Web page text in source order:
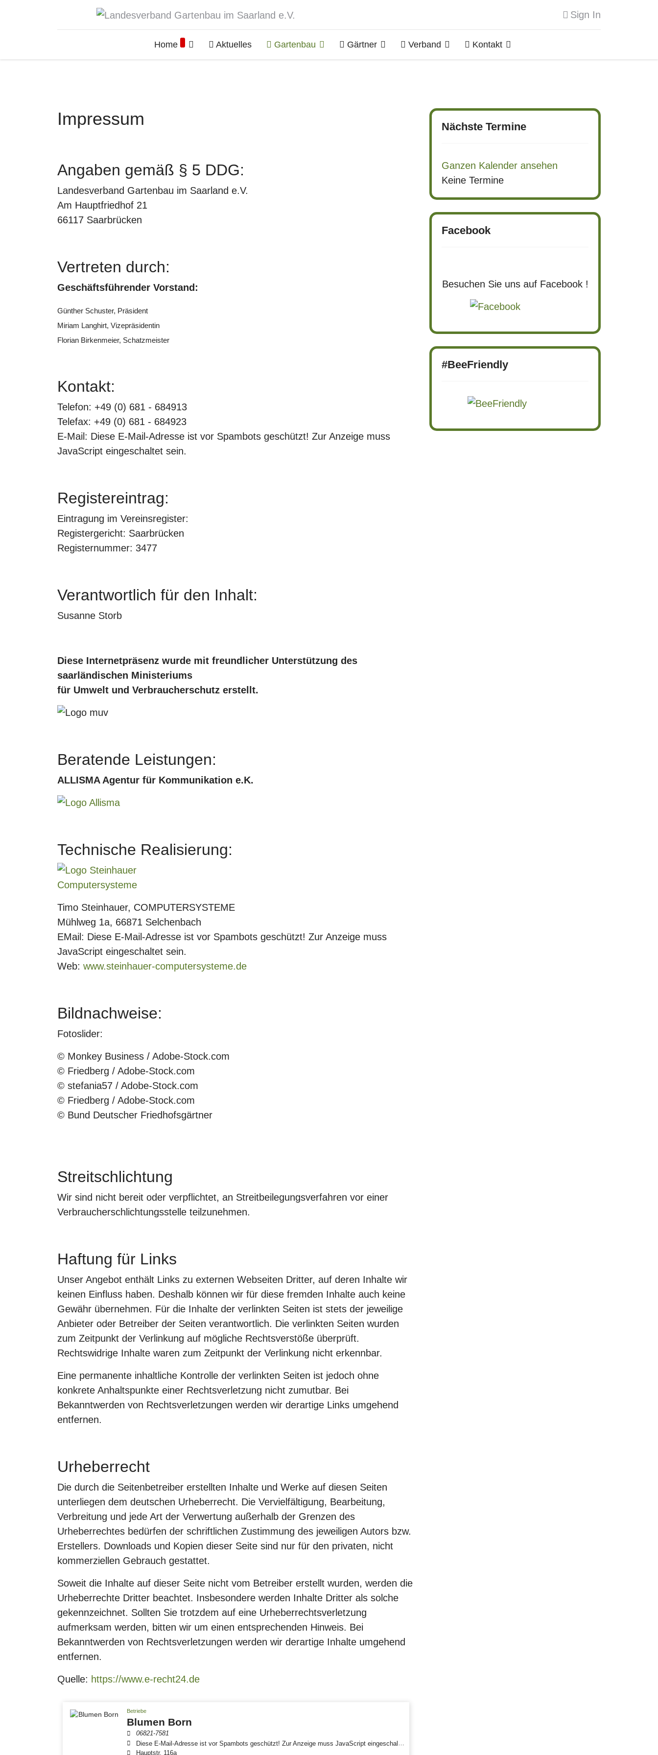
Sign In
Home Aktuelles Gartenbau Gärtner Verband Kontakt
Impressum
Angaben gemäß § 5 DDG:
Landesverband Gartenbau im Saarland e.V.
Am Hauptfriedhof 21
66117 Saarbrücken
Vertreten durch:
Geschäftsführender Vorstand:
Günther Schuster, Präsident
Miriam Langhirt, Vizepräsidentin
Florian Birkenmeier, Schatzmeister
Kontakt:
Telefon: +49 (0) 681 - 684913
Telefax: +49 (0) 681 - 684923
E-Mail: Diese E-Mail-Adresse ist vor Spambots geschützt! Zur Anzeige muss
JavaScript eingeschaltet sein.
Registereintrag:
Eintragung im Vereinsregister:
Registergericht: Saarbrücken
Registernummer: 3477
Verantwortlich für den Inhalt:
Susanne Storb
Diese Internetpräsenz wurde mit freundlicher Unterstützung des
saarländischen Ministeriums
für Umwelt und Verbraucherschutz erstellt.
Beratende Leistungen:
ALLISMA Agentur für Kommunikation e.K.
Technische Realisierung:
Timo Steinhauer, COMPUTERSYSTEME
Mühlweg 1a, 66871 Selchenbach
EMail: Diese E-Mail-Adresse ist vor Spambots geschützt! Zur Anzeige muss
JavaScript eingeschaltet sein.
Web: www.steinhauer-computersysteme.de
Bildnachweise:
Fotoslider:
© Monkey Business / Adobe-Stock.com
© Friedberg / Adobe-Stock.com
© stefania57 / Adobe-Stock.com
© Friedberg / Adobe-Stock.com
© Bund Deutscher Friedhofsgärtner
Streitschlichtung
Wir sind nicht bereit oder verpflichtet, an Streitbeilegungsverfahren vor einer
Verbraucherschlichtungsstelle teilzunehmen.
Haftung für Links
Unser Angebot enthält Links zu externen Webseiten Dritter, auf deren Inhalte wir
keinen Einfluss haben. Deshalb können wir für diese fremden Inhalte auch keine
Gewähr übernehmen. Für die Inhalte der verlinkten Seiten ist stets der jeweilige
Anbieter oder Betreiber der Seiten verantwortlich. Die verlinkten Seiten wurden
zum Zeitpunkt der Verlinkung auf mögliche Rechtsverstöße überprüft.
Rechtswidrige Inhalte waren zum Zeitpunkt der Verlinkung nicht erkennbar.
Eine permanente inhaltliche Kontrolle der verlinkten Seiten ist jedoch ohne
konkrete Anhaltspunkte einer Rechtsverletzung nicht zumutbar. Bei
Bekanntwerden von Rechtsverletzungen werden wir derartige Links umgehend
entfernen.
Urheberrecht
Die durch die Seitenbetreiber erstellten Inhalte und Werke auf diesen Seiten
unterliegen dem deutschen Urheberrecht. Die Vervielfältigung, Bearbeitung,
Verbreitung und jede Art der Verwertung außerhalb der Grenzen des
Urheberrechtes bedürfen der schriftlichen Zustimmung des jeweiligen Autors bzw.
Erstellers. Downloads und Kopien dieser Seite sind nur für den privaten, nicht
kommerziellen Gebrauch gestattet.
Soweit die Inhalte auf dieser Seite nicht vom Betreiber erstellt wurden, werden die
Urheberrechte Dritter beachtet. Insbesondere werden Inhalte Dritter als solche
gekennzeichnet. Sollten Sie trotzdem auf eine Urheberrechtsverletzung
aufmerksam werden, bitten wir um einen entsprechenden Hinweis. Bei
Bekanntwerden von Rechtsverletzungen werden wir derartige Inhalte umgehend
entfernen.
Quelle: https://www.e-recht24.de
Betriebe
Blumen Born
06821-7581
Diese E-Mail-Adresse ist vor Spambots geschützt! Zur Anzeige muss JavaScript eingeschaltet sein.
Hauptstr. 116a
Nächste Termine
Ganzen Kalender ansehen
Keine Termine
Facebook
Besuchen Sie uns auf Facebook !
#BeeFriendly